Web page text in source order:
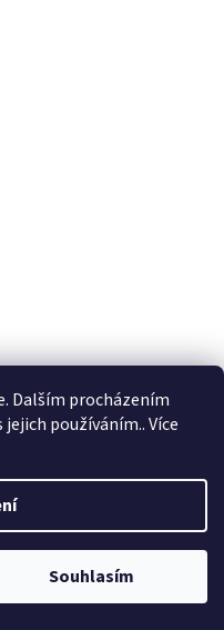
Dalším procházením
používáním.. Více
Souhlasím
. Všechna práva vyhrazena.